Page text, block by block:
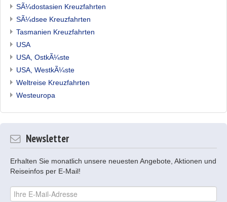
SÃ¼dostasien Kreuzfahrten
SÃ¼dsee Kreuzfahrten
Tasmanien Kreuzfahrten
USA
USA, OstkÃ¼ste
USA, WestkÃ¼ste
Weltreise Kreuzfahrten
Westeuropa
Newsletter
Erhalten Sie monatlich unsere neuesten Angebote, Aktionen und
Reiseinfos per E-Mail!